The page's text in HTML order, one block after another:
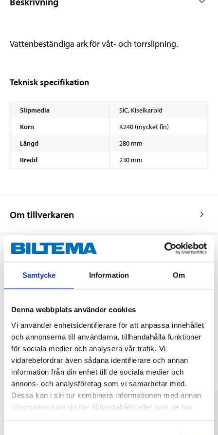
Samtycke Information Om
Denna webbplats använder cookies
Vi använder enhetsidentifierare för att anpassa innehållet
och annonserna till användarna, tillhandahålla funktioner
för sociala medier och analysera vår trafik. Vi
vidarebefordrar även sådana identifierare och annan
information från din enhet till de sociala medier och
annons- och analysföretag som vi samarbetar med.
Dessa kan i sin tur kombinera informationen med annan
information som du har tillhandahållit eller som de har
Vattenbeständiga ark för våt- och torrslipning.
Teknisk specifikation
Slipmedia
SiC, Kiselkarbid
Korn
K240 (mycket fin)
Längd
280 mm
Bredd
230 mm
Om tillverkaren
Köp & Hämta
Köp & Hämta i ditt varuhus inom 2 timmar! För mer information om
LÄS MER
Andra kunder köpte också